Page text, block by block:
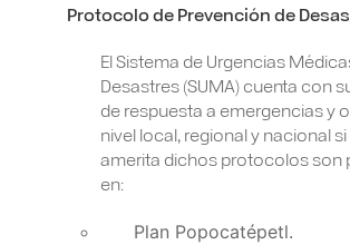
Protocolo de Prevención de
El Sistema de Urgencias
Desastres (SUMA) cuenta con
de respuesta a emergencias y
nivel local, regional y nacional
amerita dichos protocolos son
en:
Plan Popocatépetl.